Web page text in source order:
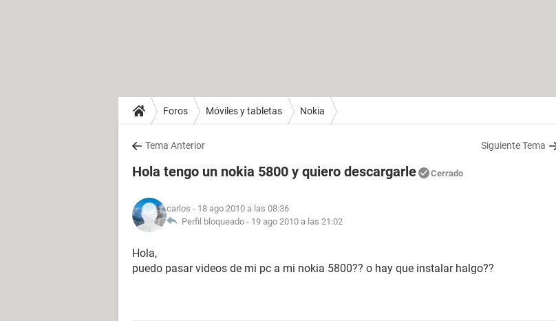
Foros Móviles y tabletas Nokia
Tema Anterior Siguiente Tema
Hola tengo un nokia 5800 y quiero descargarle Cerrado
carlos - 18 ago 2010 a las 08:36
Perfil bloqueado - 19 ago 2010 a las 21:02
Hola,
puedo pasar videos de mi pc a mi nokia 5800?? o hay que instalar halgo??